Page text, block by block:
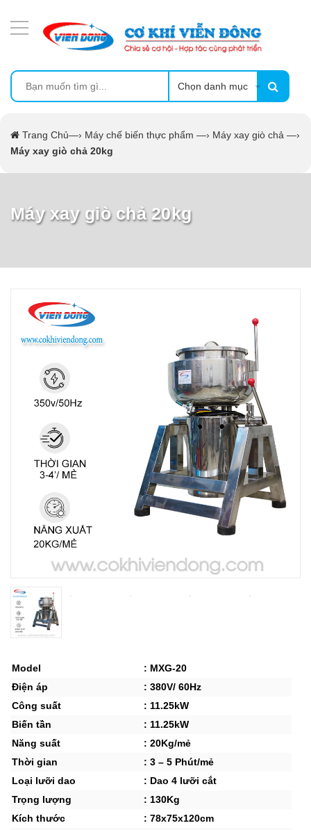
Chọn danh mục
Trang Chủ—› Máy chế biến thực phẩm —› Máy xay giò chả —›
Máy xay giò chả 20kg
Máy xay giò chả 20kg
Model
: MXG-20
Điện áp
: 380V/ 60Hz
Công suất
: 11.25kW
Biến tần
: 11.25kW
Năng suất
: 20Kg/mẻ
Thời gian
: 3 – 5 Phút/mẻ
Loại lưỡi dao
: Dao 4 lưỡi cắt
Trọng lượng
: 130Kg
Kích thước
: 78x75x120cm
MÁY ÉP MÍA TẠO BỌT
MÁY RỬA BÁT SIÊU ÂM
THIẾT BỊ NHÀ BẾP CAO CẤP
MÁY CHẾ BIẾN THỰC PHẨM
MÁY CHẾ BIẾN NÔNG SẢN
THIẾT BỊ LÀM BÁNH
MÁY ĐÓNG GÓI THỰC PHẨM
THIẾT BỊ LẠNH
THIẾT BỊ BẾP CÔNG NGHIỆP
UNCATEGORIZED